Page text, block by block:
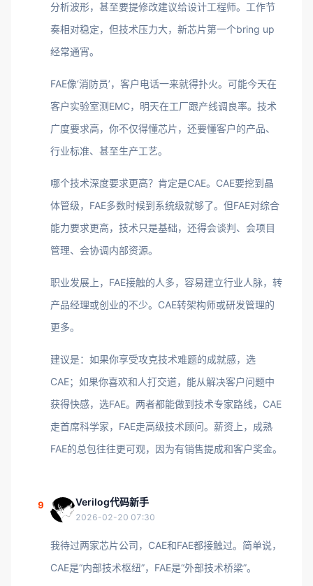
分析波形，甚至要提修改建议给设计工程师。工作节
奏相对稳定，但技术压力大，新芯片第一个bring up
经常通宵。
FAE像‘消防员’，客户电话一来就得扑火。可能今天在
客户实验室测EMC，明天在工厂跟产线调良率。技术
广度要求高，你不仅得懂芯片，还要懂客户的产品、
行业标准、甚至生产工艺。
哪个技术深度要求更高？肯定是CAE。CAE要挖到晶
体管级，FAE多数时候到系统级就够了。但FAE对综合
能力要求更高，技术只是基础，还得会谈判、会项目
管理、会协调内部资源。
职业发展上，FAE接触的人多，容易建立行业人脉，转
产品经理或创业的不少。CAE转架构师或研发管理的
更多。
建议是：如果你享受攻克技术难题的成就感，选
CAE；如果你喜欢和人打交道，能从解决客户问题中
获得快感，选FAE。两者都能做到技术专家路线，CAE
走首席科学家，FAE走高级技术顾问。薪资上，成熟
FAE的总包往往更可观，因为有销售提成和客户奖金。
9 Verilog代码新手
2026-02-20 07:30
我待过两家芯片公司，CAE和FAE都接触过。简单说，
CAE是“内部技术枢纽”，FAE是“外部技术桥梁”。